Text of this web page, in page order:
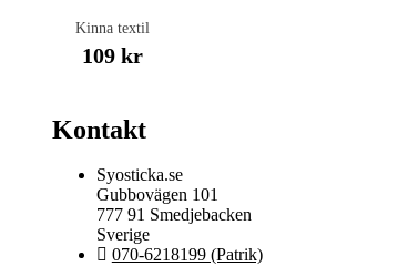
Kinna textil
109 kr
Kontakt
Syosticka.se
Gubbovägen 101
777 91 Smedjebacken
Sverige
070-6218199 (Patrik)